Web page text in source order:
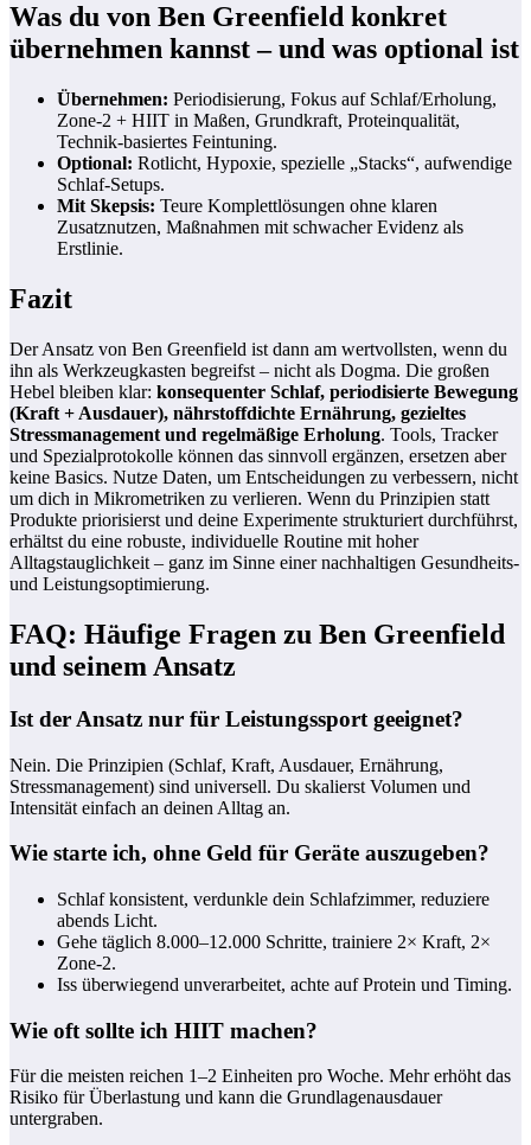
Was du von Ben Greenfield konkret
übernehmen kannst – und was optional ist
Übernehmen: Periodisierung, Fokus auf Schlaf/Erholung,
Zone‑2 + HIIT in Maßen, Grundkraft, Proteinqualität,
Technik-basiertes Feintuning.
Optional: Rotlicht, Hypoxie, spezielle „Stacks“, aufwendige
Schlaf-Setups.
Mit Skepsis: Teure Komplettlösungen ohne klaren
Zusatznutzen, Maßnahmen mit schwacher Evidenz als
Erstlinie.
Fazit
Der Ansatz von Ben Greenfield ist dann am wertvollsten, wenn du
ihn als Werkzeugkasten begreifst – nicht als Dogma. Die großen
Hebel bleiben klar: konsequenter Schlaf, periodisierte Bewegung
(Kraft + Ausdauer), nährstoffdichte Ernährung, gezieltes
Stressmanagement und regelmäßige Erholung. Tools, Tracker
und Spezialprotokolle können das sinnvoll ergänzen, ersetzen aber
keine Basics. Nutze Daten, um Entscheidungen zu verbessern, nicht
um dich in Mikrometriken zu verlieren. Wenn du Prinzipien statt
Produkte priorisierst und deine Experimente strukturiert durchführst,
erhältst du eine robuste, individuelle Routine mit hoher
Alltagstauglichkeit – ganz im Sinne einer nachhaltigen Gesundheits-
und Leistungsoptimierung.
FAQ: Häufige Fragen zu Ben Greenfield
und seinem Ansatz
Ist der Ansatz nur für Leistungssport geeignet?
Nein. Die Prinzipien (Schlaf, Kraft, Ausdauer, Ernährung,
Stressmanagement) sind universell. Du skalierst Volumen und
Intensität einfach an deinen Alltag an.
Wie starte ich, ohne Geld für Geräte auszugeben?
Schlaf konsistent, verdunkle dein Schlafzimmer, reduziere
abends Licht.
Gehe täglich 8.000–12.000 Schritte, trainiere 2× Kraft, 2×
Zone‑2.
Iss überwiegend unverarbeitet, achte auf Protein und Timing.
Wie oft sollte ich HIIT machen?
Für die meisten reichen 1–2 Einheiten pro Woche. Mehr erhöht das
Risiko für Überlastung und kann die Grundlagenausdauer
untergraben.